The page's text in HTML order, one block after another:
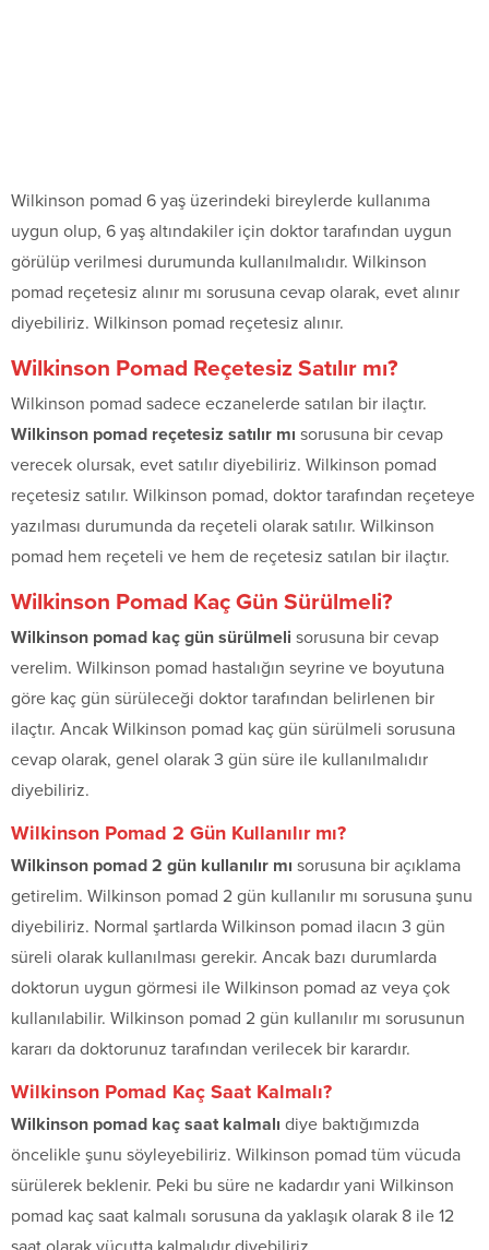
Wilkinson pomad 6 yaş üzerindeki bireylerde kullanıma
uygun olup, 6 yaş altındakiler için doktor tarafından uygun
görülüp verilmesi durumunda kullanılmalıdır. Wilkinson
pomad reçetesiz alınır mı sorusuna cevap olarak, evet alınır
diyebiliriz. Wilkinson pomad reçetesiz alınır.
Wilkinson Pomad Reçetesiz Satılır mı?
Wilkinson pomad sadece eczanelerde satılan bir ilaçtır.
Wilkinson pomad reçetesiz satılır mı sorusuna bir cevap
verecek olursak, evet satılır diyebiliriz. Wilkinson pomad
reçetesiz satılır. Wilkinson pomad, doktor tarafından reçeteye
yazılması durumunda da reçeteli olarak satılır. Wilkinson
pomad hem reçeteli ve hem de reçetesiz satılan bir ilaçtır.
Wilkinson Pomad Kaç Gün Sürülmeli?
Wilkinson pomad kaç gün sürülmeli sorusuna bir cevap
verelim. Wilkinson pomad hastalığın seyrine ve boyutuna
göre kaç gün sürüleceği doktor tarafından belirlenen bir
ilaçtır. Ancak Wilkinson pomad kaç gün sürülmeli sorusuna
cevap olarak, genel olarak 3 gün süre ile kullanılmalıdır
diyebiliriz.
Wilkinson Pomad 2 Gün Kullanılır mı?
Wilkinson pomad 2 gün kullanılır mı sorusuna bir açıklama
getirelim. Wilkinson pomad 2 gün kullanılır mı sorusuna şunu
diyebiliriz. Normal şartlarda Wilkinson pomad ilacın 3 gün
süreli olarak kullanılması gerekir. Ancak bazı durumlarda
doktorun uygun görmesi ile Wilkinson pomad az veya çok
kullanılabilir. Wilkinson pomad 2 gün kullanılır mı sorusunun
kararı da doktorunuz tarafından verilecek bir karardır.
Wilkinson Pomad Kaç Saat Kalmalı?
Wilkinson pomad kaç saat kalmalı diye baktığımızda
öncelikle şunu söyleyebiliriz. Wilkinson pomad tüm vücuda
sürülerek beklenir. Peki bu süre ne kadardır yani Wilkinson
pomad kaç saat kalmalı sorusuna da yaklaşık olarak 8 ile 12